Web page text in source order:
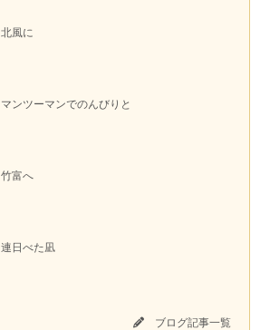
北風に
マンツーマンでのんびりと
竹富へ
連日べた凪
ブログ記事一覧